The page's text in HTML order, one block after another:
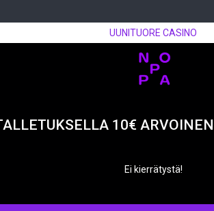
UUNITUORE CASINO
10€
Ei kierrätystä!